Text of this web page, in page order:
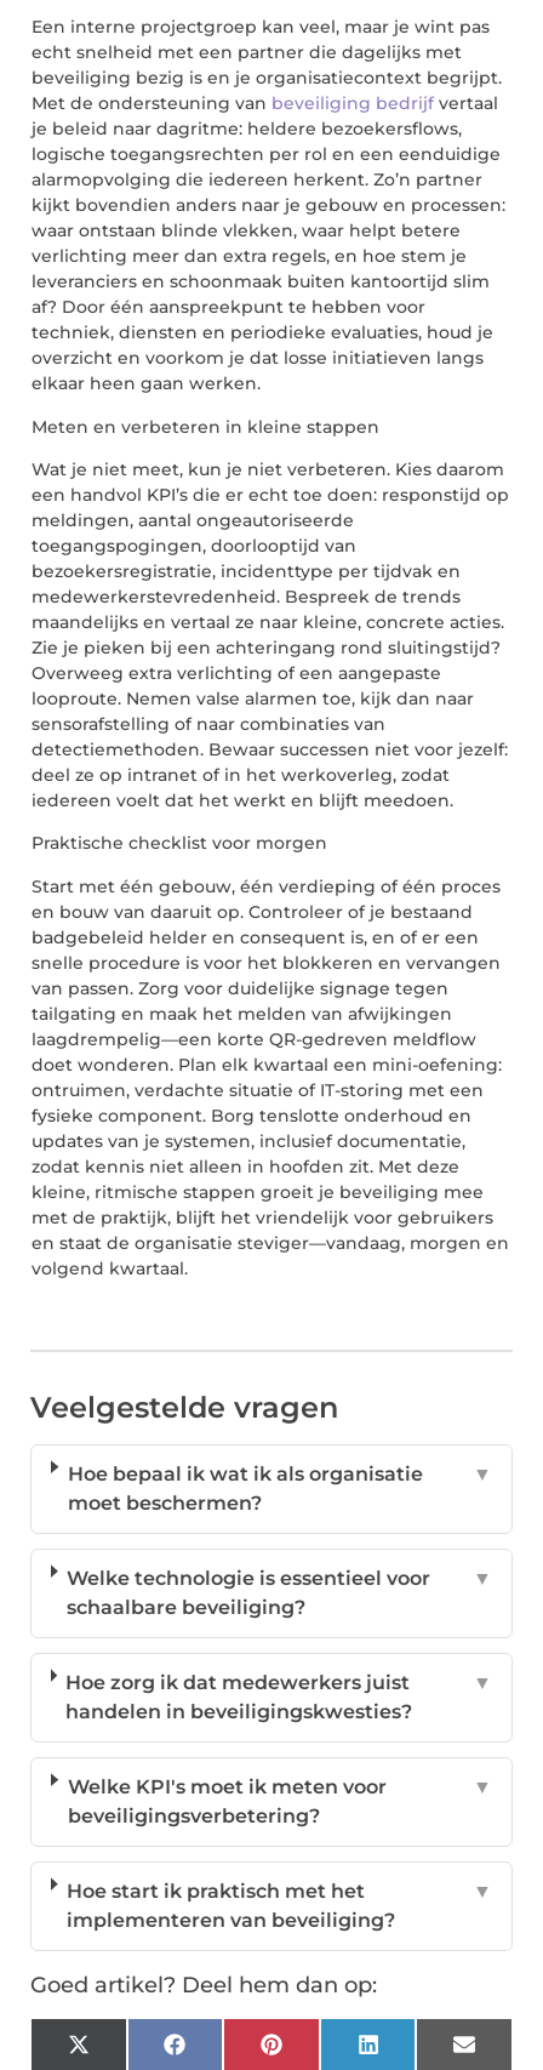
Een interne projectgroep kan veel, maar je wint pas
echt snelheid met een partner die dagelijks met
beveiliging bezig is en je organisatiecontext begrijpt.
Met de ondersteuning van beveiliging bedrijfvertaal
je beleid naar dagritme: heldere bezoekersflows,
logische toegangsrechten per rol en een eenduidige
alarmopvolging die iedereen herkent. Zo’n partner
kijkt bovendien anders naar je gebouw en processen:
waar ontstaan blinde vlekken, waar helpt betere
verlichting meer dan extra regels, en hoe stem je
leveranciers en schoonmaak buiten kantoortijd slim
af? Door één aanspreekpunt te hebben voor
techniek, diensten en periodieke evaluaties, houd je
overzicht en voorkom je dat losse initiatieven langs
elkaar heen gaan werken.
Meten en verbeteren in kleine stappen
Wat je niet meet, kun je niet verbeteren. Kies daarom
een handvol KPI’s die er echt toe doen: responstijd op
meldingen, aantal ongeautoriseerde
toegangspogingen, doorlooptijd van
bezoekersregistratie, incidenttype per tijdvak en
medewerkerstevredenheid. Bespreek de trends
maandelijks en vertaal ze naar kleine, concrete acties.
Zie je pieken bij een achteringang rond sluitingstijd?
Overweeg extra verlichting of een aangepaste
looproute. Nemen valse alarmen toe, kijk dan naar
sensorafstelling of naar combinaties van
detectiemethoden. Bewaar successen niet voor jezelf:
deel ze op intranet of in het werkoverleg, zodat
iedereen voelt dat het werkt en blijft meedoen.
Praktische checklist voor morgen
Start met één gebouw, één verdieping of één proces
en bouw van daaruit op. Controleer of je bestaand
badgebeleid helder en consequent is, en of er een
snelle procedure is voor het blokkeren en vervangen
van passen. Zorg voor duidelijke signage tegen
tailgating en maak het melden van afwijkingen
laagdrempelig—een korte QR-gedreven meldflow
doet wonderen. Plan elk kwartaal een mini-oefening:
ontruimen, verdachte situatie of IT-storing met een
fysieke component. Borg tenslotte onderhoud en
updates van je systemen, inclusief documentatie,
zodat kennis niet alleen in hoofden zit. Met deze
kleine, ritmische stappen groeit je beveiliging mee
met de praktijk, blijft het vriendelijk voor gebruikers
en staat de organisatie steviger—vandaag, morgen en
volgend kwartaal.
Veelgestelde vragen
Hoe bepaal ik wat ik als organisatie
moet beschermen?
▼
Welke technologie is essentieel voor
schaalbare beveiliging?
▼
Hoe zorg ik dat medewerkers juist
handelen in beveiligingskwesties?
▼
Welke KPI's moet ik meten voor
beveiligingsverbetering?
▼
Hoe start ik praktisch met het
implementeren van beveiliging?
▼
Goed artikel? Deel hem dan op:
X
FacebookPinterestLinkedIn Email